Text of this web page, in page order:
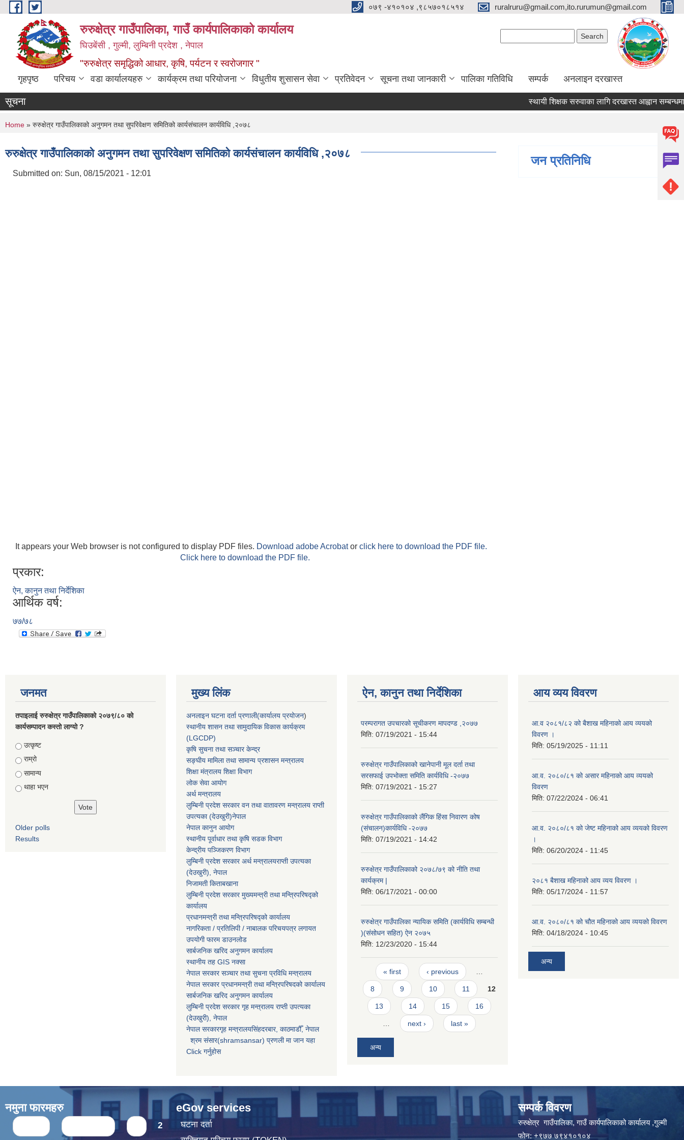
Skip to main content ०७९ -४१०१०४ ,९८५७०१८५१४ ruralruru@gmail.com,ito.rurumun@gmail.com
रुरुक्षेत्र गाउँपालिका, गाउँ कार्यपालिकाको कार्यालय
घिउबेंसी , गुल्मी, लुम्बिनी प्रदेश , नेपाल
"रुरुक्षेत्र समृद्धिको आधार, कृषि, पर्यटन र स्वरोजगार "
गृहपृष्ठ परिचय वडा कार्यालयहरु कार्यक्रम तथा परियोजना विधुतीय शुसासन सेवा प्रतिवेदन सूचना तथा जानकारी पालिका गतिविधि सम्पर्क अनलाइन दरखास्त
सूचना स्थायी शिक्षक सरुवाका लागि दरखास्त आह्वान सम्बन्धमा।
You are here
Home » रुरुक्षेत्र गाउँपालिकाको अनुगमन तथा सुपरिवेक्षण समितिको कार्यसंचालन कार्यविधि ,२०७८
रुरुक्षेत्र गाउँपालिकाको अनुगमन तथा सुपरिवेक्षण समितिको कार्यसंचालन कार्यविधि ,२०७८
Submitted on: Sun, 08/15/2021 - 12:01
It appears your Web browser is not configured to display PDF files. Download adobe Acrobator click here to download the PDF file.
Click here to download the PDF file.
प्रकार:
ऐन, कानुन तथा निर्देशिका
आर्थिक वर्ष:
७७/७८
जन प्रतिनिधि
जनमत
तपाइलाई रुरुक्षेत्र गाउँपालिकाको २०७९/८० को
कार्यसम्पादन कस्तो लाग्यो ?
Choices
उत्कृष्ट
राम्रो
सामान्य
थाहा भएन
Older polls
Results
मुख्य लिंक
अनलाइन घटना दर्ता प्रणाली(कार्यालय प्रयोजन)
स्थानीय शासन तथा सामुदायिक विकास कार्यक्रम
(LGCDP)
कृषि सुचना तथा सञ्चार केन्द्र
सङ्घीय मामिला तथा सामान्य प्रशासन मन्त्रालय
शिक्षा मंत्रालय शिक्षा विभाग
लोक सेवा आयोग
अर्थ मन्त्रालय
लुम्बिनी प्रदेश सरकार वन तथा वातावरण मन्त्रालय राप्ती
उपत्यका (देउखुरी)नेपाल
नेपाल कानुन आयोग
स्थानीय पूर्वाधार तथा कृषि सडक विभाग
केन्द्रीय पञ्जिकरण विभाग
लुम्बिनी प्रदेश सरकार अर्थ मन्त्रालयराप्ती उपत्यका
(देउखुरी), नेपाल
निजामती किताबखाना
लुम्बिनी प्रदेश सरकार मुख्यमन्त्री तथा मन्त्रिपरिषद्को
कार्यालय
प्रधानमन्त्री तथा मन्त्रिपरिषद्को कार्यालय
नागरिकता / प्रतिलिपी / नाबालक परिचयपत्र लगायत
उपयोगी फारम डाउनलोड
सार्बजनिक खरिद अनुगमन कार्यालय
स्थानीय तह GIS नक्सा
नेपाल सरकारसञ्चार तथा सुचना प्रविधि मन्त्रालय
नेपाल सरकार प्रधानमन्त्री तथा मन्त्रिपरिषदको कार्यालय
सार्बजनिक खरिद अनुगमन कार्यालय
लुम्बिनी प्रदेश सरकार गृह मन्त्रालय राप्ती उपत्यका
(देउखुरी), नेपाल
नेपाल सरकारगृह मन्त्रालयसिंहदरबार, काठमाडौँ, नेपाल
श्रम संसार(shramsansar) प्रणली मा जान यहा
Click गर्नुहोस
ऐन, कानुन तथा निर्देशिका
परम्परागत उपचारको सूचीकरण मापदण्ड ,२०७७
मिति: 07/19/2021 - 15:44
रुरुक्षेत्र गाउँपालिकाको खानेपानी मूल दर्ता तथा
सरसफाई उपभोक्ता समिति कार्यविधि -२०७७
मिति: 07/19/2021 - 15:27
रुरुक्षेत्र गाउँपालिकाको लैंगिक हिंसा निवारण कोष
(संचालन)कार्यविधि -२०७७
मिति: 07/19/2021 - 14:42
रुरुक्षेत्र गाउँपालिकाको २०७८/७९ को नीति तथा
कार्यक्रम |
मिति: 06/17/2021 - 00:00
रुरुक्षेत्र गाउँपालिका न्यायिक समिति (कार्यविधि सम्बन्धी
)(संसोधन सहित) ऐन २०७५
मिति: 12/23/2020 - 15:44
Pages
« first ‹ previous
8 9 10 11 12
13 14 15 16
next › last »
अन्य
आय व्यय विवरण
आ.व २०८१/८२ को बैशाख महिनाको आय व्ययको
विवरण ।
मिति: 05/19/2025 - 11:11
आ.व. २०८०/८१ को असार महिनाको आय व्ययको
विवरण
मिति: 07/22/2024 - 06:41
आ.व. २०८०/८१ को जेष्ट महिनाको आय व्ययको विवरण
।
मिति: 06/20/2024 - 11:45
२०८१ बैशाख महिनाको आय व्यय विवरण ।
मिति: 05/17/2024 - 11:57
आ.व. २०८०/८१ को चौत महिनाको आय व्ययको विवरण
मिति: 04/18/2024 - 10:45
अन्य
नमुना फारमहरु
Pages 2
eGov services
घटना दर्ता
सम्पर्क विवरण
रुरुक्षेत्र गाउँपालिका, गाउँ कार्यपालिकाको कार्यालय ,गुल्मी
फोन: +९७७ ७९४१०१०४